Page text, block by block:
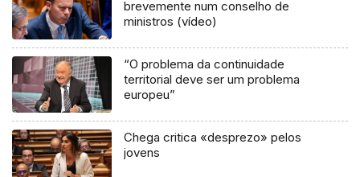
brevemente num conselho de
ministros (vídeo)
“O problema da continuidade
territorial deve ser um problema
europeu”
Chega critica «desprezo» pelos
jovens